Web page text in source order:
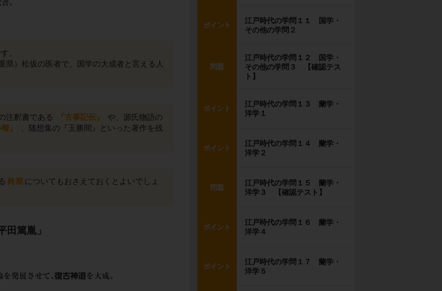
。
県）松坂の医者で、国学の大成者と言える人
注釈書である 『古事記伝』
や、源氏物語の
』
、随想集の『玉勝間』といった著作を残
鈴屋 についてもおさえておくとよいでしょ
田篤胤」
ポイント
江戸時代の学問１１ 国学・
その他の学問２
問題
江戸時代の学問１２ 国学・
その他の学問３ 【確認テス
ト】
ポイント
江戸時代の学問１３ 蘭学・
洋学１
ポイント
江戸時代の学問１４ 蘭学・
洋学２
問題
江戸時代の学問１５ 蘭学・
洋学３ 【確認テスト】
ポイント
江戸時代の学問１６ 蘭学・
洋学４
ポイント
江戸時代の学問１７ 蘭学・
洋学５